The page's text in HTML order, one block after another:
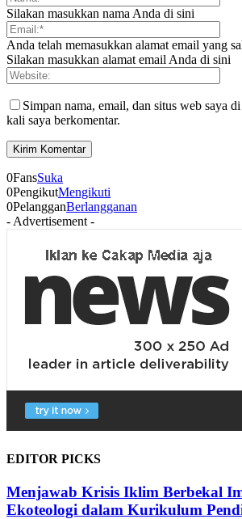
Silakan masukkan nama Anda di sini
Anda telah memasukkan alamat email yang
Silakan masukkan alamat email Anda di sini
Simpan nama, email, dan situs web saya
kali saya berkomentar.
0FansSuka
0PengikutMengikuti
0PelangganBerlangganan
- Advertisement -
EDITOR PICKS
Menjawab Krisis Iklim Berbekal
Ekoteologi dalam Kurikulum